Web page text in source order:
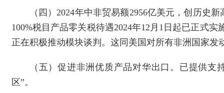
（四）2024年中非贸易额2956亿美元，创历史
100%税目产品零关税待遇2024年12月1日起已正式
正在积极推动模块谈判。这同美国对所有非洲国家发
（五）促进非洲优质产品对华出口。已提供
区”。